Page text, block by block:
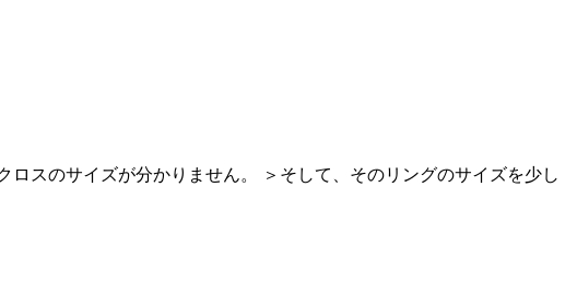
スのサイズが分かりません。 ＞そして、そのリングのサイズを少し